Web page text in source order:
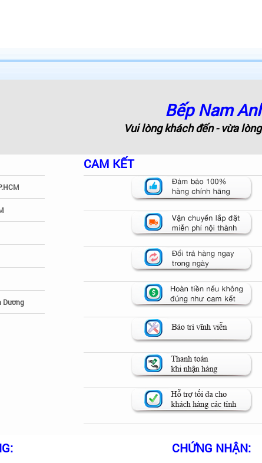
Bếp Nam
Vui lòng khách đến - vừa
Dương
CAM KẾT
CHỨNG NHẬN: